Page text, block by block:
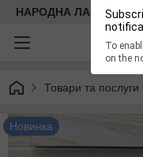
To
on the
НАРОДНА ЛАВКА
Товари та послуги
Новинка